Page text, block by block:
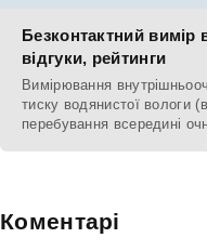
Безконтактний вимір
відгуки, рейтинги
Вимірювання
тиску водянистої вологи
перебування всередині
Коментарі